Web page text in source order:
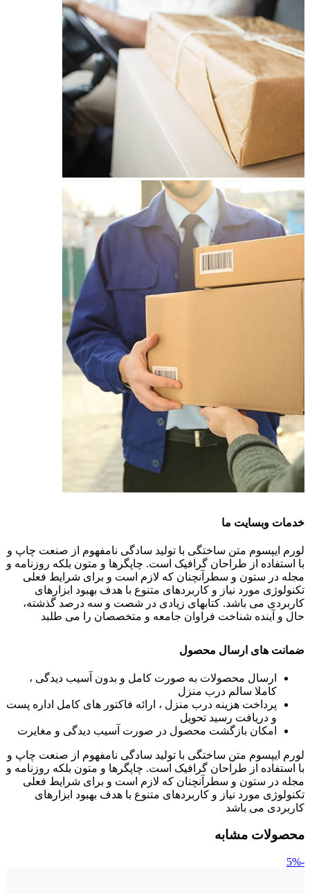
خدمات وبسایت ما
لورم ایپسوم متن ساختگی با تولید سادگی نامفهوم از صنعت چاپ و
با استفاده از طراحان گرافیک است. چاپگرها و متون بلکه روزنامه و
مجله در ستون و سطرآنچنان که لازم است و برای شرایط فعلی
تکنولوژی مورد نیاز و کاربردهای متنوع با هدف بهبود ابزارهای
کاربردی می باشد. کتابهای زیادی در شصت و سه درصد گذشته،
حال و آینده شناخت فراوان جامعه و متخصصان را می طلبد
ضمانت های ارسال محصول
ارسال محصولات به صورت کامل و بدون آسیب دیدگی ،
کاملا سالم درب منزل
پرداخت هزینه درب منزل ، ارائه فاکتور های کامل اداره پست
و دریافت رسید تحویل
امکان بازگشت محصول در صورت آسیب دیدگی و مغایرت
لورم ایپسوم متن ساختگی با تولید سادگی نامفهوم از صنعت چاپ و
با استفاده از طراحان گرافیک است. چاپگرها و متون بلکه روزنامه و
مجله در ستون و سطرآنچنان که لازم است و برای شرایط فعلی
تکنولوژی مورد نیاز و کاربردهای متنوع با هدف بهبود ابزارهای
کاربردی می باشد
محصولات مشابه
-5%